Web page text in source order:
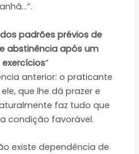
padrões prévios de
abstinência após um
”
anterior: o praticante
que lhe dá prazer e
faz tudo que
condição favorável.
existe dependência de